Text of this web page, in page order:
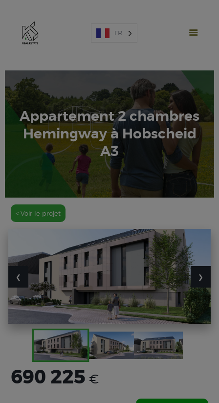
FR
Appartement 2 chambres
Hemingway à Hobscheid
A3
PROJETS NEUFS
VENTE
LOCATION
ESPAGNE
A PROPOS
ESTIMATION
NOUS CONTACTER
< Voir le projet
❮ ❯
690 225 €